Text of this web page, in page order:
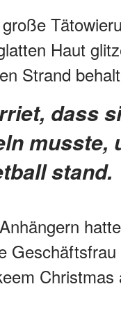
Haut
Strand
musste,
stand.